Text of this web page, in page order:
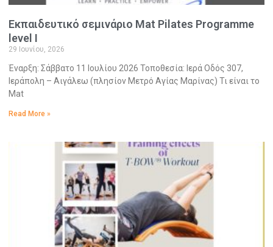
Εκπαιδευτικό σεμινάριο Mat Pilates Programme
level I
29 Ιουνίου, 2026
Έναρξη: Σάββατο 11 Ιουλίου 2026 Τοποθεσία: Ιερά Οδός 307,
Ιεράπολη – Αιγάλεω (πλησίον Μετρό Αγίας Μαρίνας) Τι είναι το
Mat
Read More »